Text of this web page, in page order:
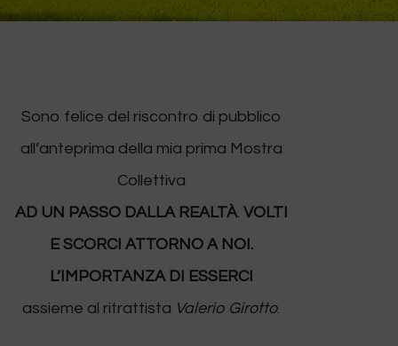
Sono felice del riscontro di pubblico
all’anteprima della mia prima Mostra
Collettiva
AD UN PASSO DALLA REALTÀ. VOLTI
E SCORCI ATTORNO A NOI.
L’IMPORTANZA DI ESSERCI
assieme al ritrattista Valerio Girotto.